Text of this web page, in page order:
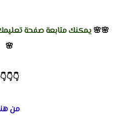
🌸🌸 يمكنك متابعة صفحة
🌸
👇
👇
👇
من